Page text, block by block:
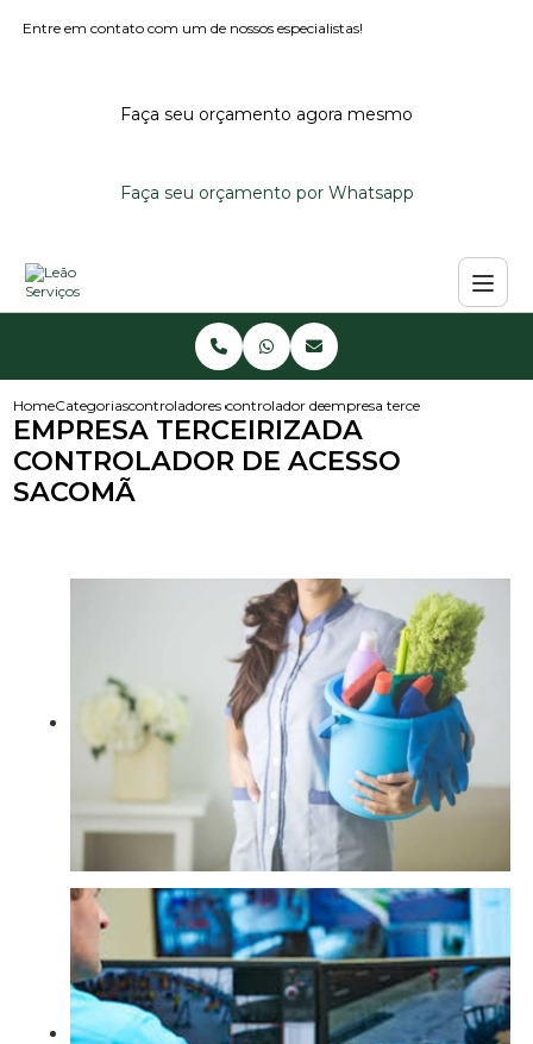
Entre em contato com um de nossos especialistas!
Faça seu orçamento agora mesmo
Faça seu orçamento por Whatsapp
HomeCategoriascontroladores de acessocontrolador de acessoempresa terceirizada
EMPRESA TERCEIRIZADA
CONTROLADOR DE ACESSO
SACOMÃ